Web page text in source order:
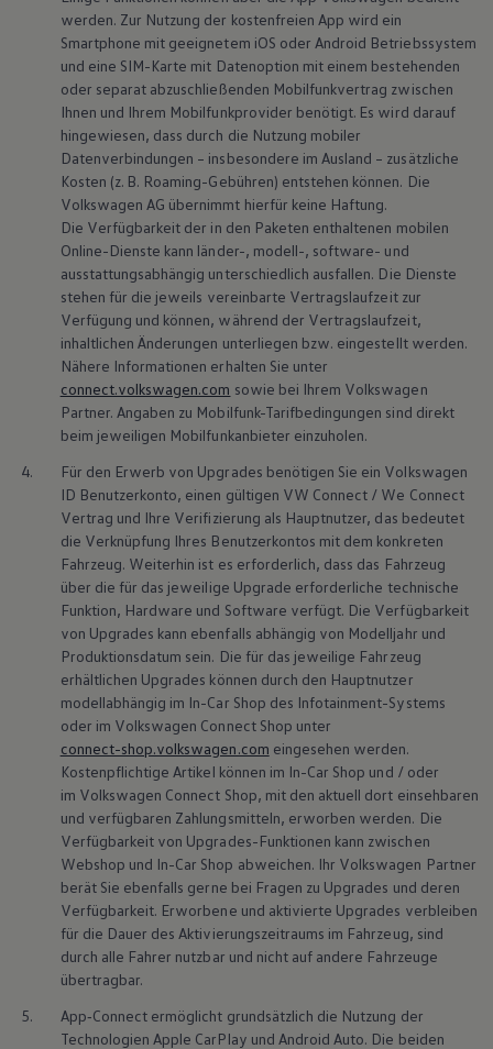
werden. Zur Nutzung der kostenfreien App wird ein
Smartphone mit geeignetem iOS oder Android Betriebssystem
und eine SIM-Karte mit Datenoption mit einem bestehenden
oder separat abzuschließenden Mobilfunkvertrag zwischen
Ihnen und Ihrem Mobilfunkprovider benötigt. Es wird darauf
hingewiesen, dass durch die Nutzung mobiler
Datenverbindungen – insbesondere im Ausland – zusätzliche
Kosten (z. B. Roaming-Gebühren) entstehen können. Die
Volkswagen AG übernimmt hierfür keine Haftung.
Die Verfügbarkeit der in den Paketen enthaltenen mobilen
Online-Dienste kann länder-, modell-, software- und
ausstattungsabhängig unterschiedlich ausfallen. Die Dienste
stehen für die jeweils vereinbarte Vertragslaufzeit zur
Verfügung und können, während der Vertragslaufzeit,
inhaltlichen Änderungen unterliegen bzw. eingestellt werden.
Nähere Informationen erhalten Sie unter
connect.volkswagen.com sowie bei Ihrem Volkswagen
Partner. Angaben zu Mobilfunk-Tarifbedingungen sind direkt
beim jeweiligen Mobilfunkanbieter einzuholen.
4.
Für den Erwerb von Upgrades benötigen Sie ein Volkswagen
ID Benutzerkonto, einen gültigen VW Connect / We Connect
Vertrag und Ihre Verifizierung als Hauptnutzer, das bedeutet
die Verknüpfung Ihres Benutzerkontos mit dem konkreten
Fahrzeug. Weiterhin ist es erforderlich, dass das Fahrzeug
über die für das jeweilige Upgrade erforderliche technische
Funktion, Hardware und Software verfügt. Die Verfügbarkeit
von Upgrades kann ebenfalls abhängig von Modelljahr und
Produktionsdatum sein. Die für das jeweilige Fahrzeug
erhältlichen Upgrades können durch den Hauptnutzer
modellabhängig im In-Car Shop des Infotainment-Systems
oder im Volkswagen ConnectShop unter
connect-shop.volkswagen.com eingesehen werden.
Kostenpflichtige Artikel können im In-Car Shop und / oder
im Volkswagen Connect Shop, mit den aktuell dort einsehbaren
und verfügbaren Zahlungsmitteln, erworben werden. Die
Verfügbarkeit von Upgrades-Funktionen kann zwischen
Webshop und In-Car Shop abweichen. Ihr Volkswagen Partner
berät Sie ebenfalls gerne bei Fragen zu Upgrades und deren
Verfügbarkeit. Erworbene und aktivierte Upgrades verbleiben
für die Dauer des Aktivierungszeitraums im Fahrzeug, sind
durch alle Fahrer nutzbar und nicht auf andere Fahrzeuge
übertragbar.
5.
App‑Connect ermöglicht grundsätzlich die Nutzung der
Technologien Apple CarPlay und Android Auto. Die beiden